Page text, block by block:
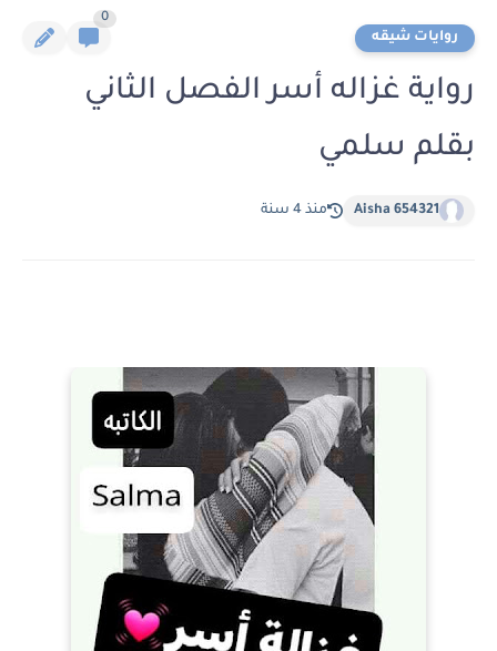
روايات شيقه
0
رواية غزاله أسر الفصل الثاني
بقلم سلمي
Aisha 654321 منذ 4 سنة